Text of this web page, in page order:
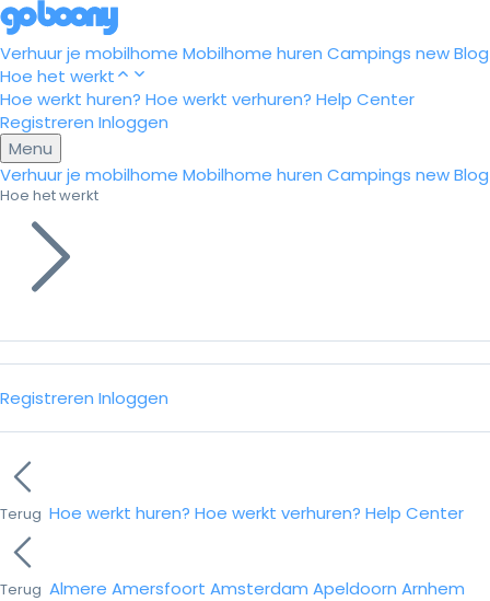
Verhuur je mobilhome Mobilhome huren Campings newBlog
Hoe het werkt
Hoe werkt huren? Hoe werkt verhuren? Help Center
Registreren Inloggen
Menu
Verhuur je mobilhome Mobilhome huren Campings newBlog
Hoe het werkt
Registreren Inloggen
Terug Hoe werkt huren? Hoe werkt verhuren? Help Center
Terug Almere Amersfoort Amsterdam Apeldoorn Arnhem